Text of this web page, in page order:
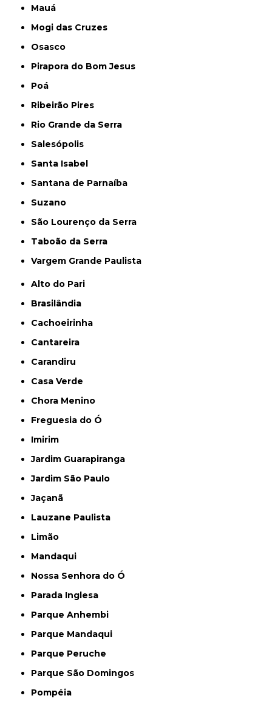
Mauá
Mogi das Cruzes
Osasco
Pirapora do Bom Jesus
Poá
Ribeirão Pires
Rio Grande da Serra
Salesópolis
Santa Isabel
Santana de Parnaíba
Suzano
São Lourenço da Serra
Taboão da Serra
Vargem Grande Paulista
Alto do Pari
Brasilândia
Cachoeirinha
Cantareira
Carandiru
Casa Verde
Chora Menino
Freguesia do Ó
Imirim
Jardim Guarapiranga
Jardim São Paulo
Jaçanã
Lauzane Paulista
Limão
Mandaqui
Nossa Senhora do Ó
Parada Inglesa
Parque Anhembi
Parque Mandaqui
Parque Peruche
Parque São Domingos
Pompéia